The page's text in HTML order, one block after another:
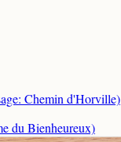
Chemin d'Horville)
du Bienheureux)